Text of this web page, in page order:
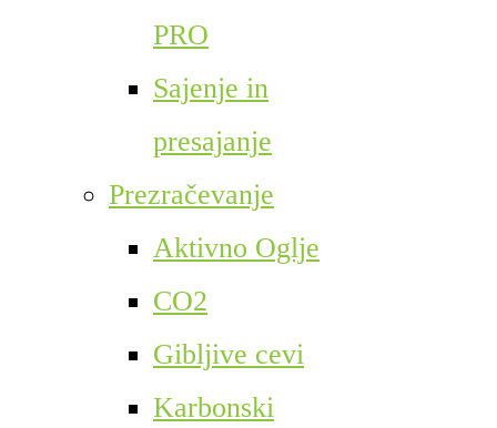
PRO
Sajenje in
presajanje
Prezračevanje
Aktivno Oglje
CO2
Gibljive cevi
Karbonski